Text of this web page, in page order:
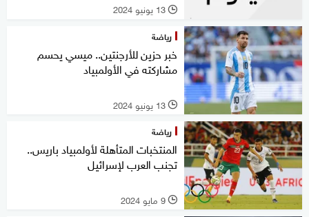
l 13 يونيو 2024
رياضة
خبر حزين للأرجنتين.. ميسي يحسم
مشاركته في الأولمبياد
l 13 يونيو 2024
رياضة
المنتخبات المتأهلة لأولمبياد باريس..
تجنب العرب لإسرائيل
l 9 مايو 2024